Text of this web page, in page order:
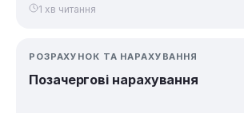
1 хв читання
РОЗРАХУНОК ТА НАРАХУВАННЯ
Позачергові нарахування